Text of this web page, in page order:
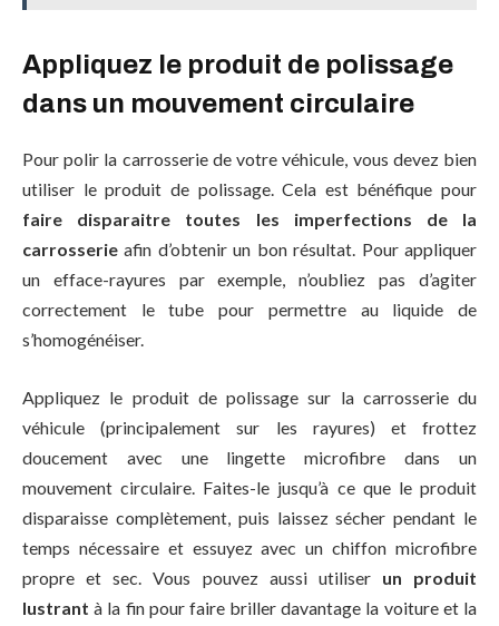
Appliquez le produit de polissage
dans un mouvement circulaire
Pour polir la carrosserie de votre véhicule, vous devez bien
utiliser le produit de polissage. Cela est bénéfique pour
faire disparaitre toutes les imperfections de la
carrosserie afin d’obtenir un bon résultat. Pour appliquer
un efface-rayures par exemple, n’oubliez pas d’agiter
correctement le tube pour permettre au liquide de
s’homogénéiser.
Appliquez le produit de polissage sur la carrosserie du
véhicule (principalement sur les rayures) et frottez
doucement avec une lingette microfibre dans un
mouvement circulaire. Faites-le jusqu’à ce que le produit
disparaisse complètement, puis laissez sécher pendant le
temps nécessaire et essuyez avec un chiffon microfibre
propre et sec. Vous pouvez aussi utiliser un produit
lustrant à la fin pour faire briller davantage la voiture et la